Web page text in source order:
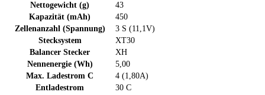
Nettogewicht (g)
43
Kapazität (mAh)
450
Zellenanzahl (Spannung)
3 S (11,1V)
Stecksystem
XT30
Balancer Stecker
XH
Nennenergie (Wh)
5,00
Max. Ladestrom C
4 (1,80A)
Entladestrom
30 C